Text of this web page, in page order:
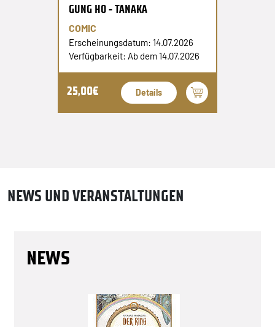
GUNG HO - TANAKA
COMIC
Erscheinungsdatum: 14.07.2026
Verfügbarkeit: Ab dem 14.07.2026
25,00€ Details
NEWS UND VERANSTALTUNGEN
NEWS